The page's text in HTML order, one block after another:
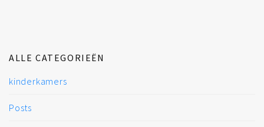
ALLE CATEGORIEËN
kinderkamers
Posts